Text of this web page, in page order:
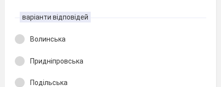
варіанти відповідей
Волинська
Придніпровська
Подільська